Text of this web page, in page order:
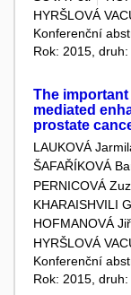
HYRŠLOVÁ
Konferenční
Rok: 2015,
The
mediated
prostate
LAUKOVÁ
ŠAFAŘÍKOVÁ
PERNICOVÁ
KHARAISHVILI
HOFMANOVÁ
HYRŠLOVÁ
Konferenční
Rok: 2015,